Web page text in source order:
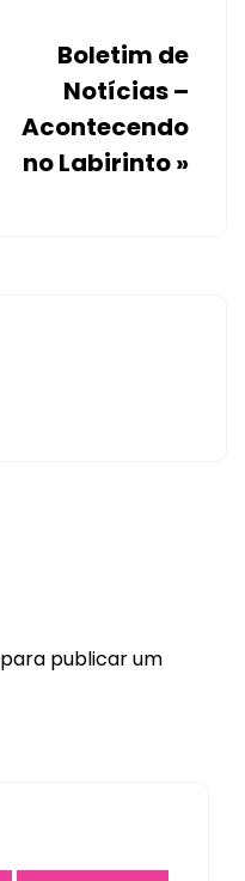
Boletim de
Notícias –
Acontecendo
no Labirinto»
para publicar um